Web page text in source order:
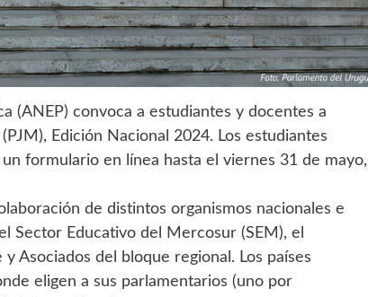
(ANEP) convoca a estudiantes y docentes a
Edición Nacional 2024. Los estudiantes
formulario en línea hasta el viernes 31 de mayo,
de distintos organismos nacionales e
Sector Educativo del Mercosur (SEM), el
Asociados del bloque regional. Los países
eligen a sus parlamentarios (uno por